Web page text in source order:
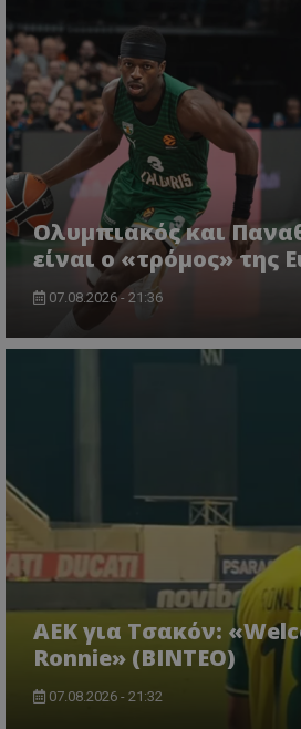
Ολυμπιακός και
είναι ο «τρόμος» της
07.08.2026 - 21:36
ΑΕΚ για Τσακόν:
Ronnie» (ΒΙΝΤΕΟ)
07.08.2026 - 21:32